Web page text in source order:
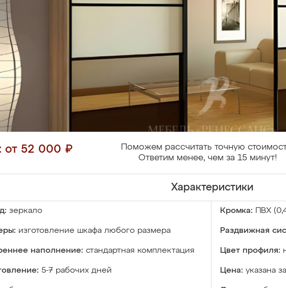
от 52 000 ₽
Поможем рассчитать точную
Ответим менее, чем за 15 минут!
Характеристики
зеркало Кромка: ПВХ
изготовление шкафа любого размера Раздвижная
наполнение: стандартная комплектация Цвет профиля:
5-7 рабочих дней Цена: указана